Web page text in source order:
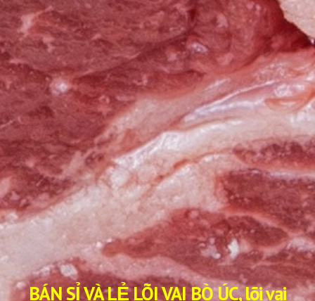
BÁN SỈ VÀ LẺ LÕI VAI BÒ ÚC, lõi vai